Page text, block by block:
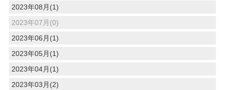
2023年08月(1)
2023年07月(0)
2023年06月(1)
2023年05月(1)
2023年04月(1)
2023年03月(2)